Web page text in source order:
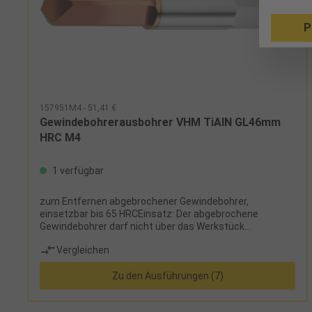
157951M4 - 51,41 €
Gewindebohrerausbohrer VHM TiAlN GL46mm
HRC M4
1 verfügbar
zum Entfernen abgebrochener Gewindebohrer,
einsetzbar bis 65 HRCEinsatz: Der abgebrochene
Gewindebohrer darf nicht über das Werkstück
Standzeit des Gewindebohrerausbohrers beträgt ca. 3-5
Gewinde. Tisch- oder Ständerbohrmaschine: Schmierung
trocken oder nass, Drehzahl 1000-2000
Vergleichen
Zu den Ausführungen (7)